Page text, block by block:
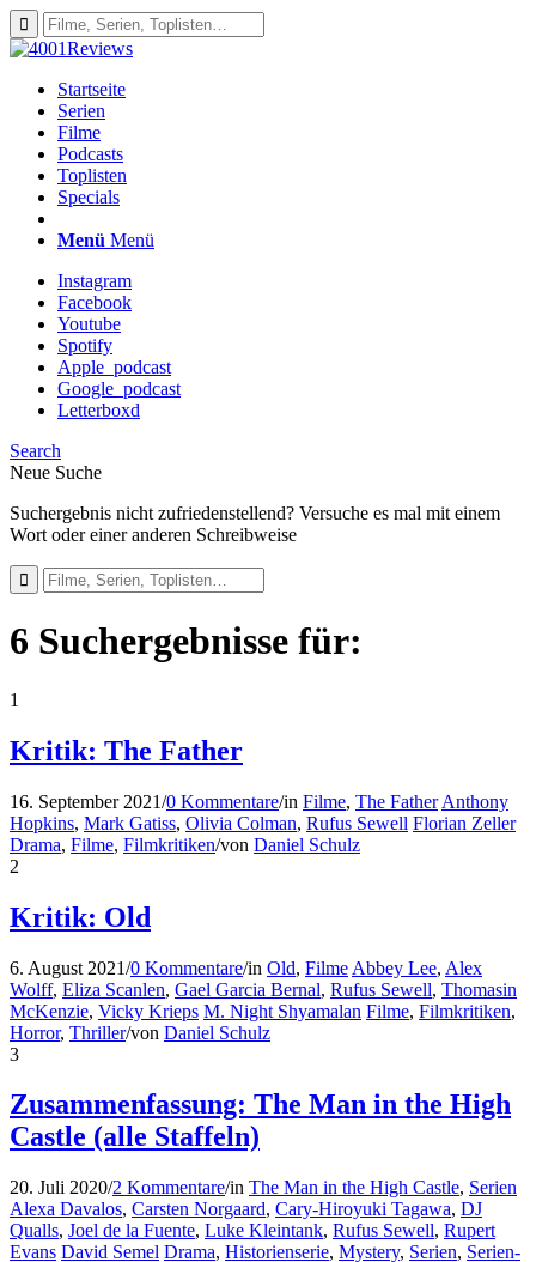
Startseite
Serien
Filme
Podcasts
Toplisten
Specials
Menü Menü
Instagram
Facebook
Youtube
Spotify
Apple_podcast
Google_podcast
Letterboxd
Search
Neue Suche
Suchergebnis nicht zufriedenstellend? Versuche es mal mit einem
Wort oder einer anderen Schreibweise
6 Suchergebnisse für:
1
Kritik: The Father
16. September 2021/0 Kommentare/in Filme, The Father Anthony
Hopkins, Mark Gatiss, Olivia Colman, Rufus Sewell Florian Zeller
Drama, Filme, Filmkritiken/von Daniel Schulz
2
Kritik: Old
6. August 2021/0 Kommentare/in Old, Filme Abbey Lee, Alex
Wolff, Eliza Scanlen, Gael Garcia Bernal, Rufus Sewell, Thomasin
McKenzie, Vicky Krieps M. Night Shyamalan Filme, Filmkritiken,
Horror, Thriller/von Daniel Schulz
3
Zusammenfassung: The Man in the High
Castle (alle Staffeln)
20. Juli 2020/2 Kommentare/in The Man in the High Castle, Serien
Alexa Davalos, Carsten Norgaard, Cary-Hiroyuki Tagawa, DJ
Qualls, Joel de la Fuente, Luke Kleintank, Rufus Sewell, Rupert
Evans David Semel Drama, Historienserie, Mystery, Serien, Serien-